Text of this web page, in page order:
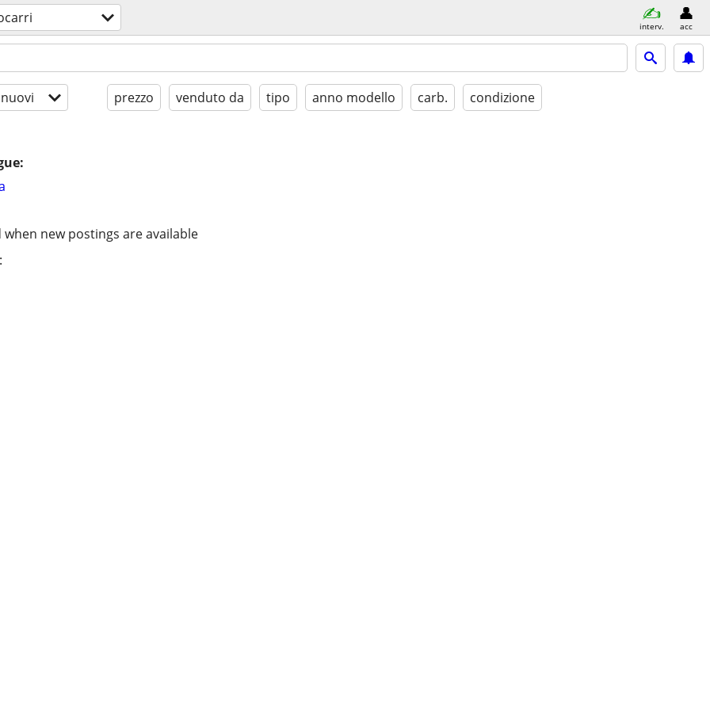
interv. acc
prezzo venduto da tipo anno modello carb. condizione
new postings are available